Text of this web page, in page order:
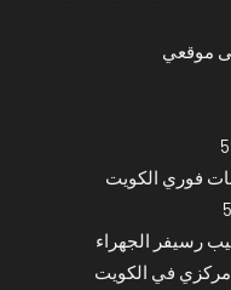
موقعي
فوري الكويت
رسيفر الجهراء
في الكويت